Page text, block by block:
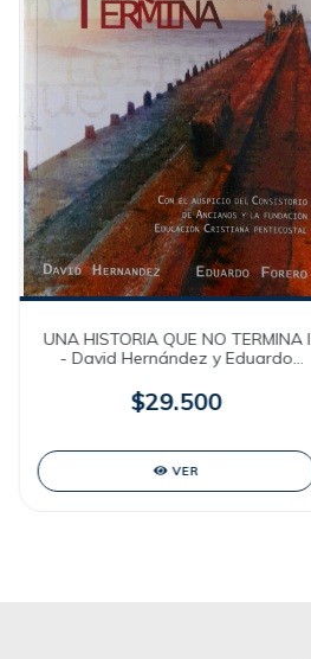
UNA HISTORIA QUE NO TERMINA I
- David Hernández y Eduardo
$29.500
VER